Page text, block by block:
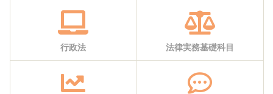
行政法 法律実務基礎科目